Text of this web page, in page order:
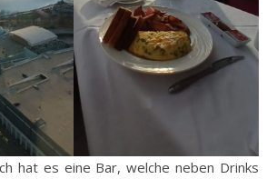
hat es eine Bar, welche neben Drinks